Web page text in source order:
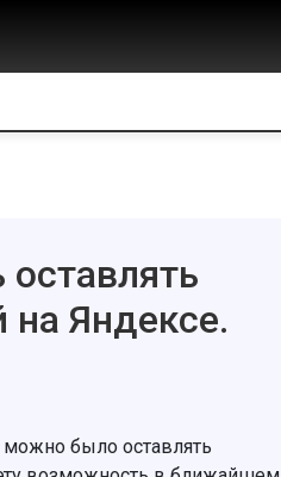
Яндексе.
было оставлять